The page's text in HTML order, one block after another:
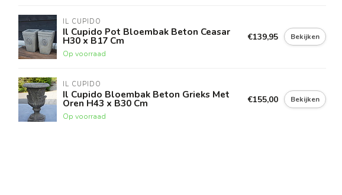
IL CUPIDO
Il Cupido Pot Bloembak Beton Ceasar
H30 x B17 Cm
Op voorraad
€139,95 Bekijken
IL CUPIDO
Il Cupido Bloembak Beton Grieks Met
Oren H43 x B30 Cm
Op voorraad
€155,00 Bekijken